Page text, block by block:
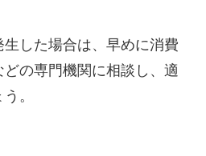
した場合は、早めに消費
の専門機関に相談し、適
。